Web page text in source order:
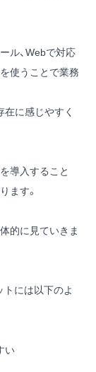
ル、Webで対応
使うことで業務
在に感じやすく
導入すること
ます。
的に見ていきま
には以下のよ
い